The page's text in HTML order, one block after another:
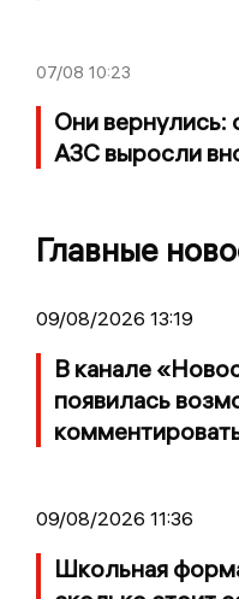
07/08 10:23
Они вернулись:
АЗС выросли
Главные
09/08/2026 13:19
В канале
появилась
09/08/2026 11:36
Школьная